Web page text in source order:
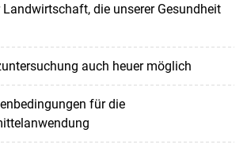
die unserer Gesundheit
auch heuer möglich
für die